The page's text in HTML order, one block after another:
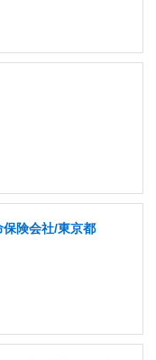
険会社/東京都